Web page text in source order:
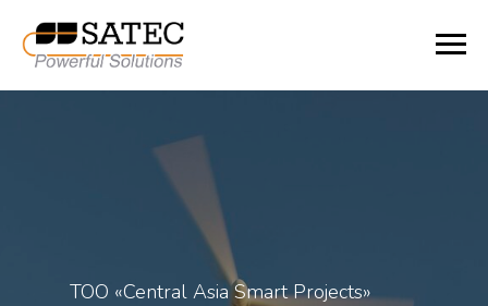
ТОО «Central Asia Smart Projects»